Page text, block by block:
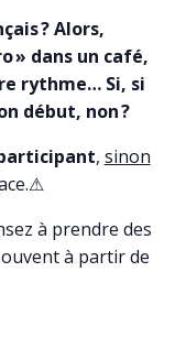
? Alors,
» dans un café,
rythme… Si, si
début, non ?
, sinon
à prendre des
à partir de